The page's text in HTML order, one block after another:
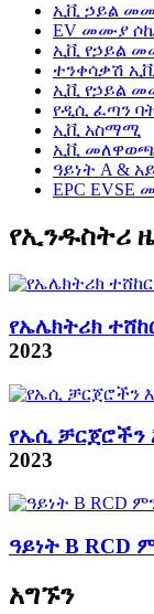
ኢቪ ኃይል
EV መሙያ
ኢቪ የኃይል
ተንቀሳቃሽ
ኢቪ የኃይል
የዲሲ ፈጣን
ኢቪ አስማሚ
ኢቪ
ዓይነት A &
EPC EVSE
የኢንዱስትሪ
የኤሌክትሪክ
2023
የኤሲ ቻርጀሮችን
2023
ዓይነት B RCD
አግኙን